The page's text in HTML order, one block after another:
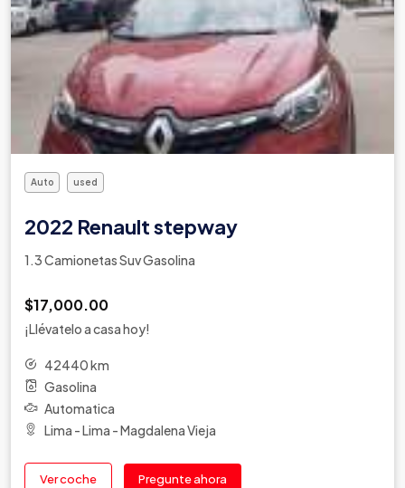
Auto used
2022 Renault stepway
1.3 Camionetas Suv Gasolina
$17,000.00
¡Llévatelo a casa hoy!
42440 km
Gasolina
Automatica
Lima - Lima - Magdalena Vieja
Ver coche Pregunte ahora